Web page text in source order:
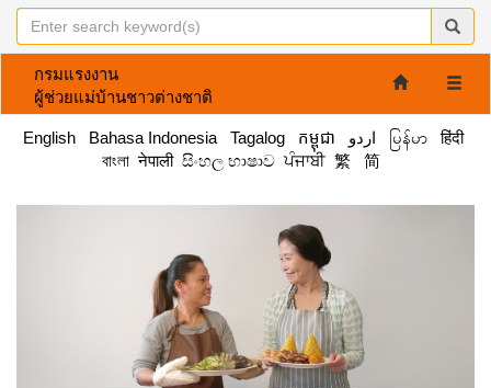
Toggle
กรมแรงงาน
ผู้ช่วยแม่บ้านชาวต่างชาติ
English Bahasa Indonesia Tagalog កម្ពុជា اردو မြန်မာ
हिंदी
বাংলা नेपाली සිංහල භාෂාව ਪੰਜਾਬੀ 繁 简